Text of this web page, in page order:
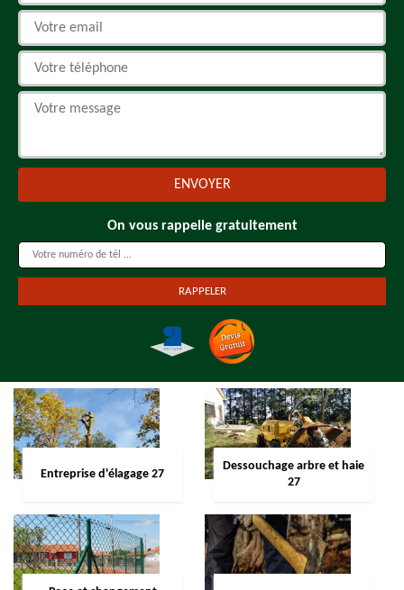
On vous rappelle gratuitement
Entreprise d'élagage 27
Dessouchage arbre et haie
27